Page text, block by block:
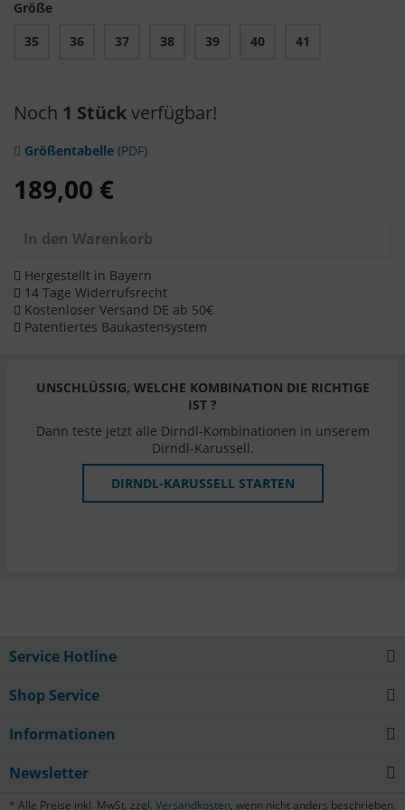
Größe
35
36 37 38 39 40 41
Noch 1 Stückverfügbar!
Größentabelle (PDF)
189,00 €
In den Warenkorb
Hergestellt in Bayern
14 Tage Widerrufsrecht
Kostenloser Versand DE ab 50€
Patentiertes Baukastensystem
UNSCHLÜSSIG, WELCHE KOMBINATION DIE RICHTIGE
IST ?
Dann teste jetzt alle Dirndl-Kombinationen in unserem
Dirndl-Karussell.
DIRNDL-KARUSSELL STARTEN
Service Hotline
Shop Service
Informationen
Newsletter
* Alle Preise inkl. MwSt. zzgl. Versandkosten , wenn nicht anders beschrieben.